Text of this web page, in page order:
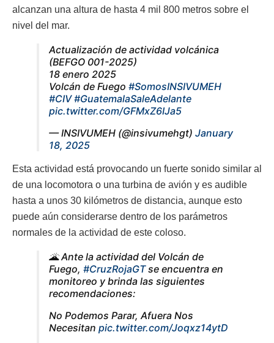
alcanzan una altura de hasta 4 mil 800 metros sobre el
nivel del mar.
Actualización de actividad volcánica
(BEFGO 001-2025)
18 enero 2025
Volcán de Fuego #SomosINSIVUMEH
#CIV #GuatemalaSaleAdelante
pic.twitter.com/GFMxZ6IJa5
— INSIVUMEH (@insivumehgt) January
18, 2025
Esta actividad está provocando un fuerte sonido similar al
de una locomotora o una turbina de avión y es audible
hasta a unos 30 kilómetros de distancia, aunque esto
puede aún considerarse dentro de los parámetros
normales de la actividad de este coloso.
🌋 Ante la actividad del Volcán de
Fuego, #CruzRojaGTse encuentra en
monitoreo y brinda las siguientes
recomendaciones:
No Podemos Parar, Afuera Nos
Necesitan pic.twitter.com/Joqxz14ytD